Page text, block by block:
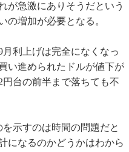
が急激にありそうだという
の増加が必要となる。
利上げは完全になくなっ
い進められたドルが値下が
台の前半まで落ちても不
示すのは時間の問題だと
になるのかどうかはわから